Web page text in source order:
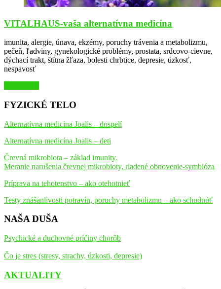
VITALHAUS-vaša alternatívna medicína
imunita, alergie, únava, ekzémy, poruchy trávenia a metabolizmu,
pečeň, ľadviny, gynekologické problémy, prostata, srdcovo-cievne,
dýchací trakt, štítna žľaza, bolesti chrbtice, depresie, úzkosť,
nespavosť
FYZICKÉ TELO
Alternatívna medicína Joalis – dospelí
Alternatívna medicína Joalis – deti
Črevná mikrobiota – základ imunity.
Meranie narušenia črevnej mikrobioty, riadené obnovenie-symbióza
Príprava na tehotenstvo – ako otehotnieť
Testy znášanlivosti potravín, poruchy metabolizmu – ako schudnúť
NAŠA DUŠA
Psychické a duchovné príčiny chorôb
Čo je stres (stresy, strachy, úzkosti, depresie)
AKTUALITY